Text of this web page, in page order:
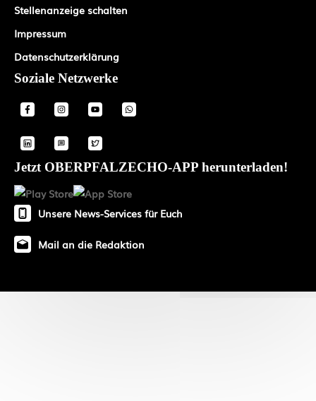
Stellenanzeige schalten
Impressum
Datenschutzerklärung
Soziale Netzwerke
Jetzt OBERPFALZECHO-APP herunterladen!
Unsere News-Services für Euch
Mail an die Redaktion